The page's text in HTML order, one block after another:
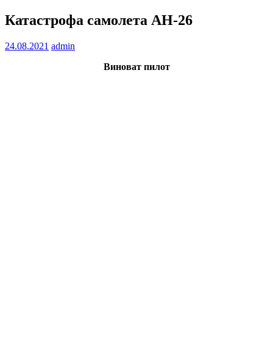
Катастрофа самолета АН-26
24.08.2021 admin
Виноват пилот